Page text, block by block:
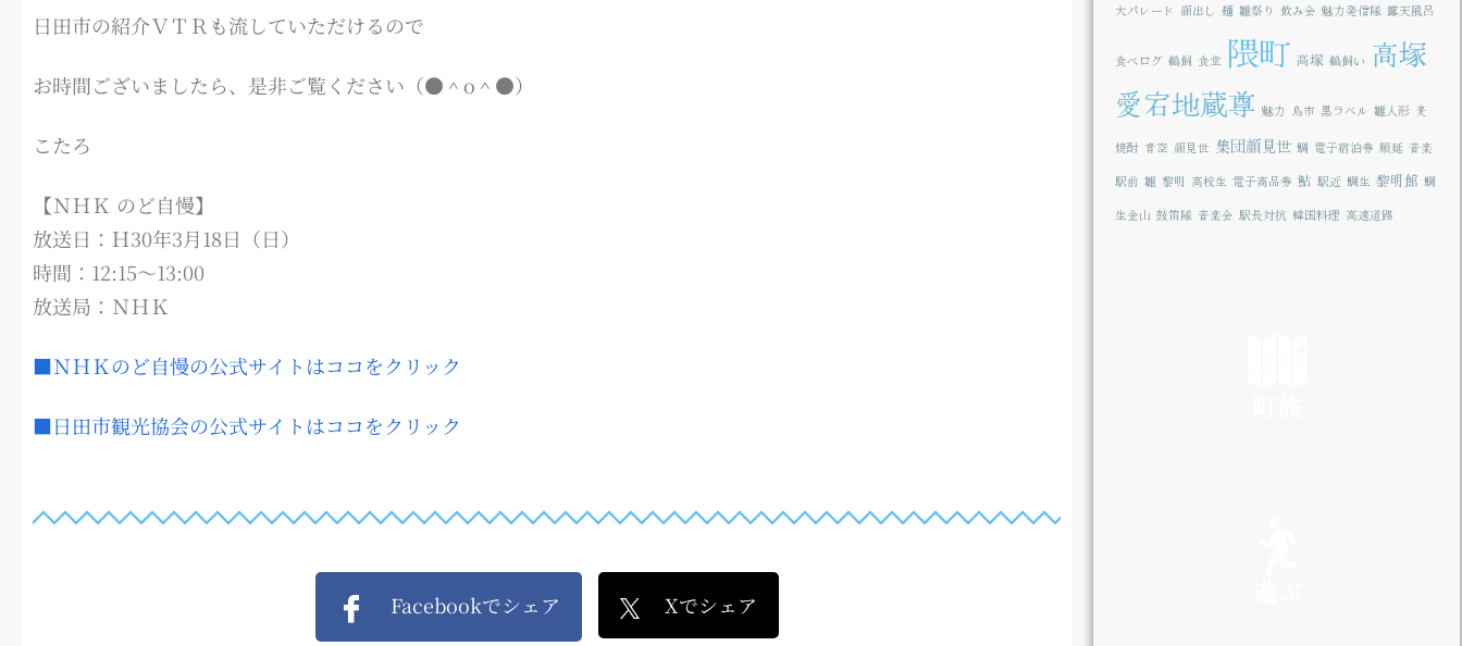
日田市の紹介ＶＴＲも流していただけるので
お時間ございましたら、是非ご覧ください（●＾o＾●）
こたろ
【ＮＨＫ のど自慢】
放送日：Ｈ30年3月18日（日）
時間：12:15～13:00
放送局：ＮＨＫ
■ＮＨＫのど自慢の公式サイトはココをクリック
■日田市観光協会の公式サイトはココをクリック
Facebookでシェア Xでシェア
大パレード 顔出し 麺 雛祭り 飲み会 魅力発信隊 露天風呂
食べログ 鵜飼 食堂 隈町 高塚 鵜飼い 高塚
愛宕地蔵尊 魅力 鳥市 黒ラベル 雛人形 麦
焼酎 青空 顔見世 集団顔見世 鯛 電子宿泊券 順延 音楽
駅前 雛 黎明 高校生 電子商品券 鮎 駅近 鯛生 黎明館 鯛
生金山 鼓笛隊 音楽会 駅長対抗 韓国料理 高速道路